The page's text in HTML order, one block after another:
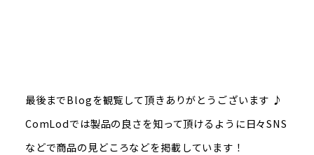
最後までBlogを観覧して頂きありがとうございます ♪
ComLodでは製品の良さを知って頂けるように日々SNS
などで商品の見どころなどを掲載しています！